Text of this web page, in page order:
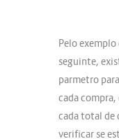
Pelo
seguinte,
parmetro
cada compra,
cada total de
verificar se